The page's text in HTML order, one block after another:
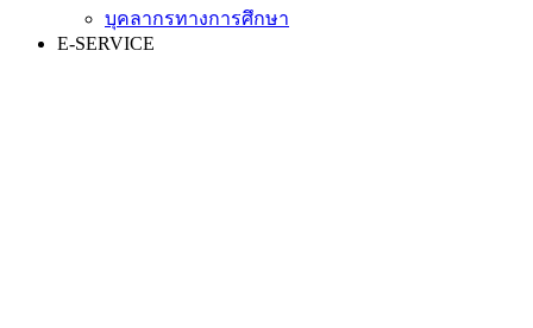
บุคลากรทางการศึกษา
E-SERVICE